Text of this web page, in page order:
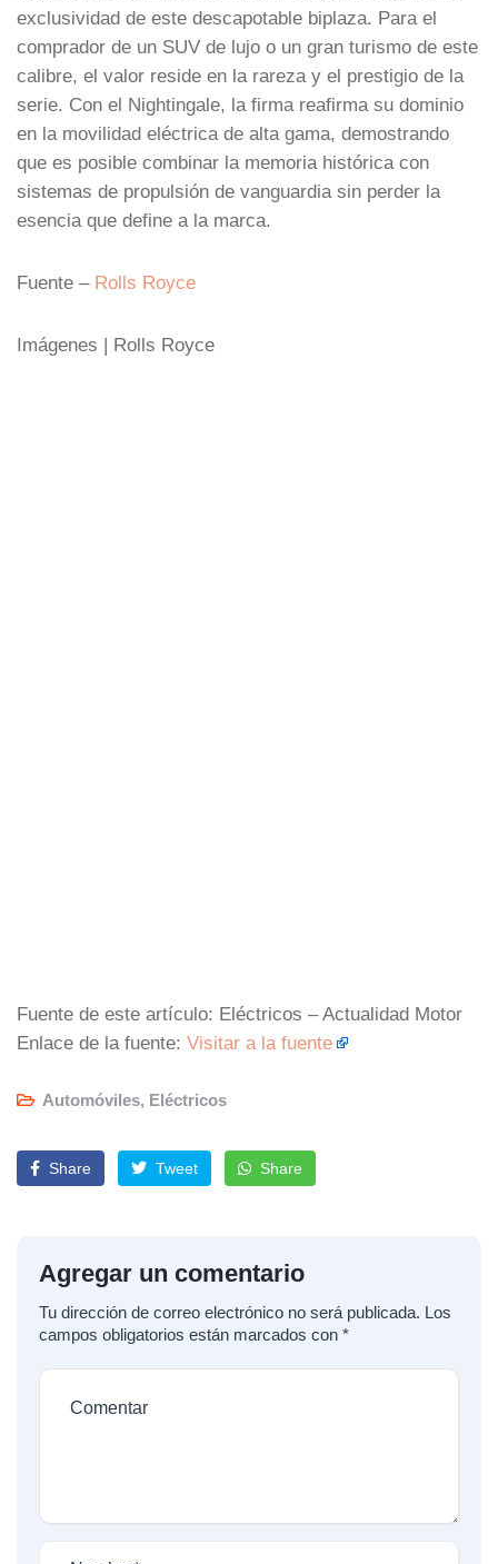
exclusividad de este descapotable biplaza. Para el
comprador de un SUV de lujo o un gran turismo de este
calibre, el valor reside en la rareza y el prestigio de la
serie. Con el Nightingale, la firma reafirma su dominio
en la movilidad eléctrica de alta gama, demostrando
que es posible combinar la memoria histórica con
sistemas de propulsión de vanguardia sin perder la
esencia que define a la marca.
Fuente – Rolls Royce
Imágenes | Rolls Royce
Fuente de este artículo: Eléctricos – Actualidad Motor
Enlace de la fuente: Visitar a la fuente
Automóviles, Eléctricos
Share Tweet Share
Agregar un comentario
Tu dirección de correo electrónico no será publicada. Los
campos obligatorios están marcados con *